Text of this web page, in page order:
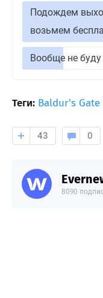
Подождем
возьмем
Вообще не буду
Теги: Baldur's Gate
43 0
8090